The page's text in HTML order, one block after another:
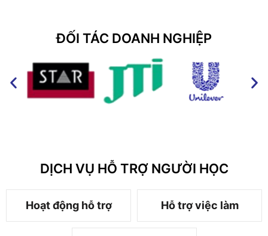
ĐỐI TÁC DOANH NGHIỆP
DỊCH VỤ HỖ TRỢ NGƯỜI HỌC
Hoạt động hỗ trợ Hỗ trợ việc làm